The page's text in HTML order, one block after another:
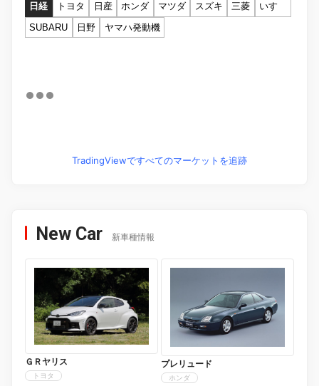
日経 トヨタ 日産 ホンダ マツダ スズキ 三菱
いすゞ
SUBARU
日野 ヤマハ発動機
TradingViewですべてのマーケットを追跡
New Car 新車種情報
ＧＲヤリス
トヨタ
プレリュード
ホンダ